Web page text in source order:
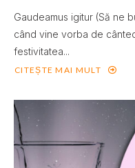
Gaudeamus igitur (Să ne
când vine vorba de
festivitatea...
CITEȘTE MAI MULT